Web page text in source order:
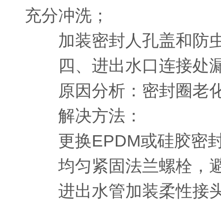
充分冲洗；
加装密封人孔盖和防虫
四、进出水口连接处
原因分析：密封圈老化
解决方法：
更换EPDM或硅胶密封
均匀紧固法兰螺栓，
进出水管加装柔性接头